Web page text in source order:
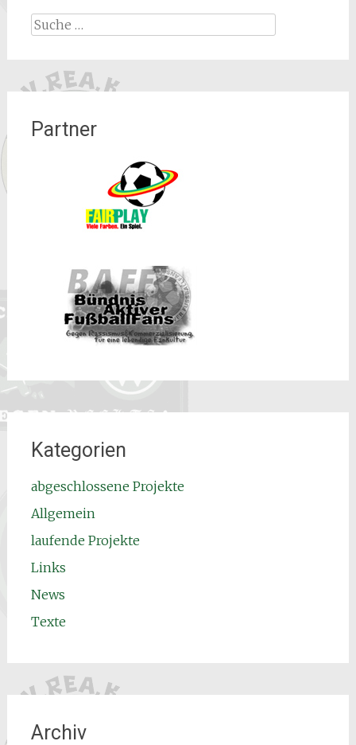
Suche
Partner
Kategorien
abgeschlossene Projekte
Allgemein
laufende Projekte
Links
News
Texte
Archiv